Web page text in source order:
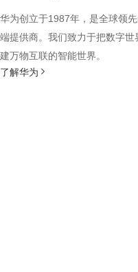
华为创立于1987年，是全球领
端提供商。我们致力于把数字
建万物互联的智能世界。
了解华为